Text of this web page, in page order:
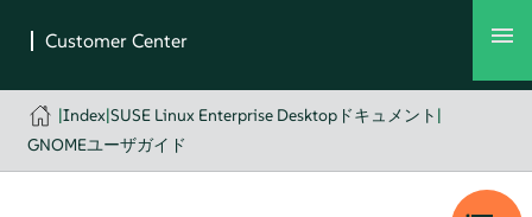
|Index|SUSE Linux Enterprise Desktopドキュメント |
GNOMEユーザガイド